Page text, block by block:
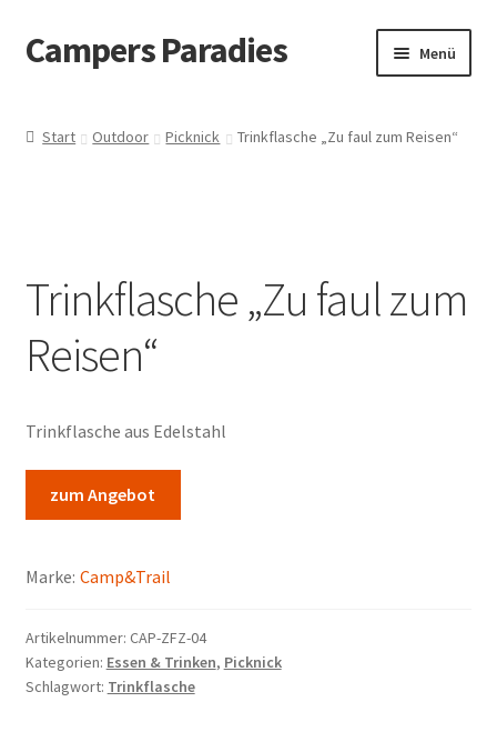
Zur
Navigation
Zum
Inhalt
Campers Paradies Menü
Bekleidung
Freizeitbeschäftigung
Marken
Service
Start Outdoor Picknick Trinkflasche „Zu faul zum Reisen“
Trinkflasche „Zu faul zum
Reisen“
Trinkflasche aus Edelstahl
zum Angebot
Marke: Camp&Trail
Artikelnummer: CAP-ZFZ-04
Kategorien: Essen & Trinken, Picknick
Schlagwort: Trinkflasche